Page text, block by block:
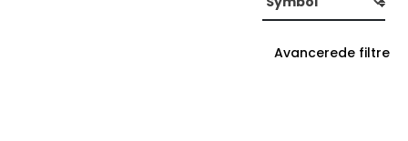
Avancerede filtre